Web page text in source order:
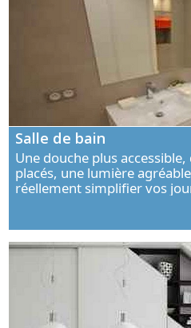
Salle de bain
Une douche plus
placés, une lumière
réellement simplifier vos
concevoir un espace